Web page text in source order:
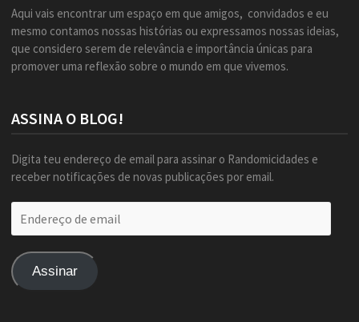
Aqui vais encontrar um espaço em que amigos, convidados e eu
mesmo contamos nossas histórias ou expressamos nossas ideias,
que considero serem de relevância e importância únicas para
promover uma reflexão sobre o mundo em que vivemos.
ASSINA O BLOG!
Digita teu endereço de email para assinar o Randomicidades e
receber notificações de novas publicações por email.
de
Assinar